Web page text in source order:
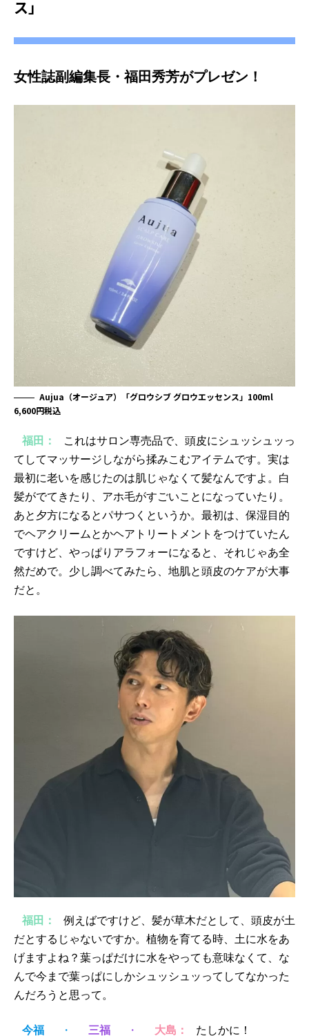
ス」
女性誌副編集長・福田秀芳がプレゼン！
Aujua（オージュア）「グロウシブ グロウエッセンス」100ml
6,600円税込
福田：
これはサロン専売品で、頭皮にシュッシュッっ
てしてマッサージしながら揉みこむアイテムです。実は
最初に老いを感じたのは肌じゃなくて髪なんですよ。白
髪がでてきたり、アホ毛がすごいことになっていたり。
あと夕方になるとパサつくというか。最初は、保湿目的
でヘアクリームとかヘアトリートメントをつけていたん
ですけど、やっぱりアラフォーになると、それじゃあ全
然だめで。少し調べてみたら、地肌と頭皮のケアが大事
だと。
福田：
例えばですけど、髪が草木だとして、頭皮が土
だとするじゃないですか。植物を育てる時、土に水をあ
げますよね？葉っぱだけに水をやっても意味なくて、な
んで今まで葉っぱにしかシュッシュッってしてなかった
んだろうと思って。
今福 ・ 三福 ・ 大島： たしかに！